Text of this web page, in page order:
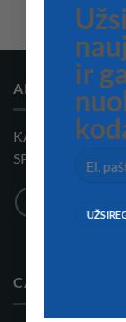
ir
APIE MUS
KATERIŲ,
SPORTO
CATEGORIES